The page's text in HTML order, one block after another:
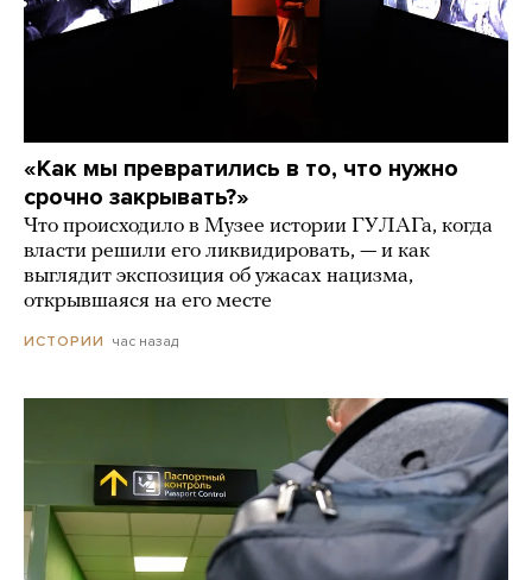
«Как мы превратились в то, что нужно
срочно закрывать?»
Что происходило в Музее истории ГУЛАГа, когда
власти решили его ликвидировать, — и как
выглядит экспозиция об ужасах нацизма,
открывшаяся на его месте
ИСТОРИИ час назад